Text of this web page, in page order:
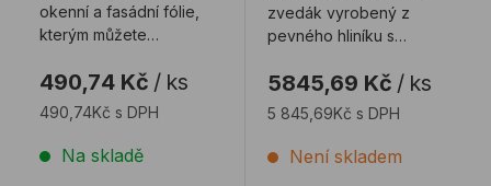
okenní a fasádní fólie,
kterým můžete
Váleček slouží ...
490,74 Kč / ks
490,74Kč s DPH
Na skladě
zvedák vyrobený z
pevného hliníku s
nosností k manipulaci s
velkými pře ...
5845,69 Kč / ks
5 845,69Kč s DPH
Není skladem